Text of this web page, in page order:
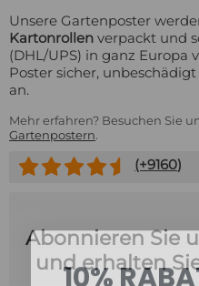
Unsere Gartenposter
Kartonrollen verpackt und
(DHL/UPS) in ganz Europa
Poster sicher,
an.
Mehr erfahren? Besuchen Sie
Gartenpostern
(+9160)
Abonnieren Sie
und erhalten
10%